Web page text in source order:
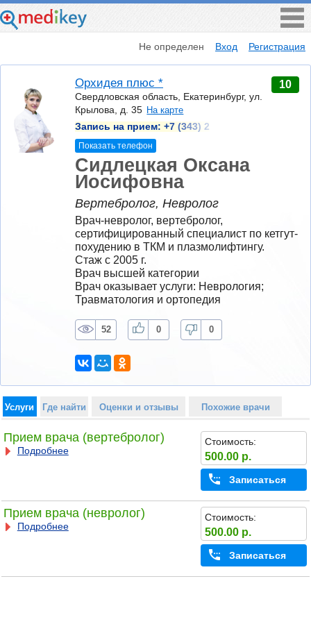
Не определен Вход Регистрация
Орхидея плюс *
Свердловская область, Екатеринбург, ул.
Крылова, д. 35 На карте
Запись на прием: +7 (343) 2
Показать телефон
10
Сидлецкая Оксана
Иосифовна
Вертебролог, Невролог
Врач-невролог, вертебролог,
сертифицированный специалист по кетгут-
похудению в ТКМ и плазмолифтингу.
Стаж с 2005 г.
Врач высшей категории
Врач оказывает услуги: Неврология;
Травматология и ортопедия
52 0 0
Услуги Где найти Оценки и отзывы Похожие врачи
Прием врача (вертебролог)
Подробнее
Стоимость:
500.00 р.
Записаться
Прием врача (невролог)
Подробнее
Стоимость:
500.00 р.
Записаться